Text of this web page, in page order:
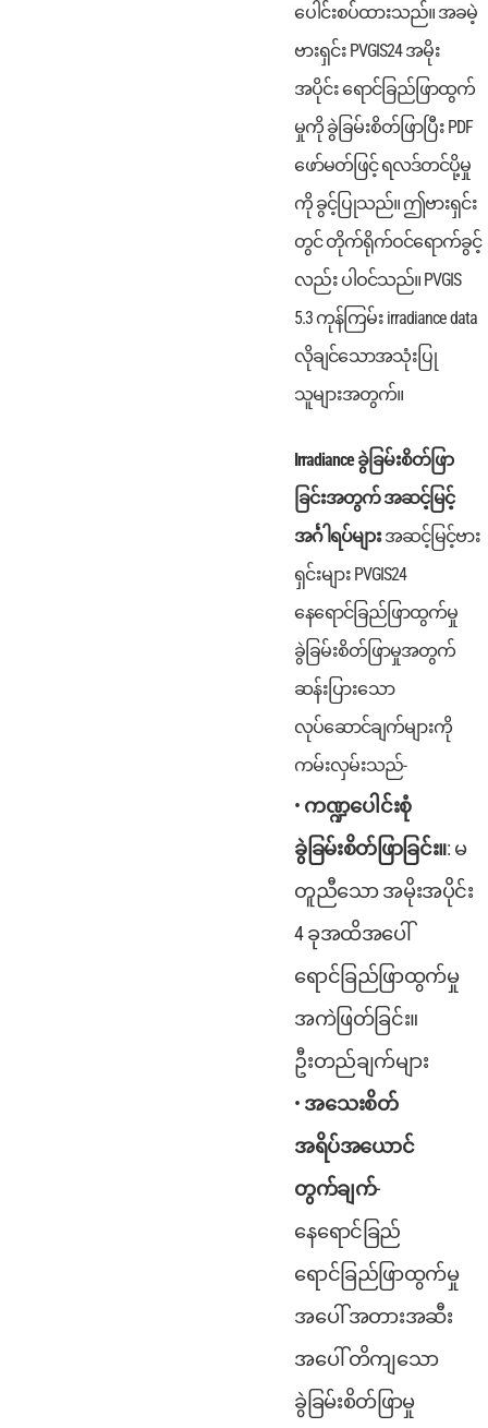
ပေါင်းစပ်ထားသည်။ အခမဲ့
ဗားရှင်း PVGIS24 အမိုး
အပိုင်း ရောင်ခြည်ဖြာထွက်
မှုကို ခွဲခြမ်းစိတ်ဖြာပြီး PDF
ဖော်မတ်ဖြင့် ရလဒ်တင်ပို့မှု
ကို ခွင့်ပြုသည်။ ဤဗားရှင်း
တွင် တိုက်ရိုက်ဝင်ရောက်ခွင့်
လည်း ပါဝင်သည်။ PVGIS
5.3 ကုန်ကြမ်း irradiance data
လိုချင်သောအသုံးပြု
သူများအတွက်။
Irradiance ခွဲခြမ်းစိတ်ဖြာ
ခြင်းအတွက် အဆင့်မြင့်
အင်္ဂါရပ်များအဆင့်မြင့်ဗား
ရှင်းများ PVGIS24
နေရောင်ခြည်ဖြာထွက်မှု
ခွဲခြမ်းစိတ်ဖြာမှုအတွက်
ဆန်းပြားသော
လုပ်ဆောင်ချက်များကို
ကမ်းလှမ်းသည်-
ကဏ္ဍပေါင်းစုံ
ခွဲခြမ်းစိတ်ဖြာခြင်း။: မ
တူညီသော အမိုးအပိုင်း
4 ခုအထိအပေါ်
ရောင်ခြည်ဖြာထွက်မှု
အကဲဖြတ်ခြင်း။
ဦးတည်ချက်များ
အသေးစိတ်
အရိပ်အယောင်
တွက်ချက်-
နေရောင်ခြည်
ရောင်ခြည်ဖြာထွက်မှု
အပေါ် အတားအဆီး
အပေါ် တိကျသော
ခွဲခြမ်းစိတ်ဖြာမှု